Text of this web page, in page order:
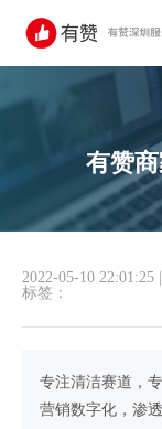
有赞
2022-05-10 22:01:25
标签：
专注清洁赛道，
营销数字化，渗